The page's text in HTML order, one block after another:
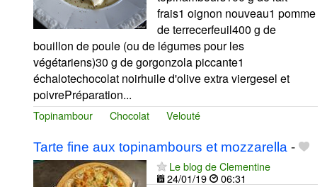
frais1 oignon nouveau1 pomme
de terrecerfeuil400 g de
bouillon de poule (ou de légumes pour les
végétariens)30 g de gorgonzola piccante1
échalotechocolat noirhuile d'olive extra viergesel et
poivrePréparation...
Topinambour Chocolat Velouté
Tarte fine aux topinambours et mozzarella -
Le blog de Clementine
24/01/19
06:31